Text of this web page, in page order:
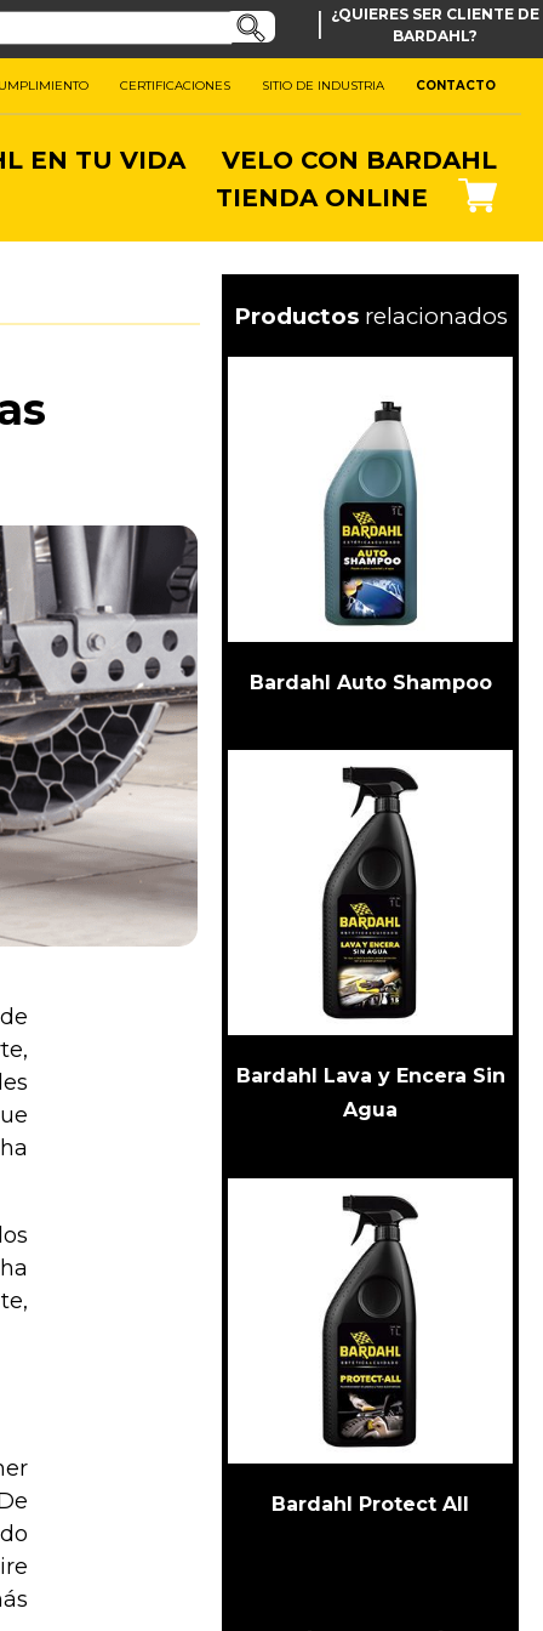
| ¿QUIERES SER CLIENTE DE
BARDAHL?
CERTIFICACIONES SITIO DE INDUSTRIA CONTACTO
EN TU VIDA
VELO CON BARDAHL
TIENDA ONLINE
Productosrelacionados
Bardahl Auto Shampoo
Bardahl Lava y Encera Sin
Agua
Bardahl Protect All